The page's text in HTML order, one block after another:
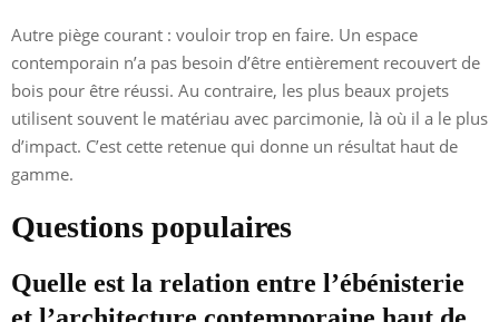
Autre piège courant : vouloir trop en faire. Un espace
contemporain n’a pas besoin d’être entièrement recouvert de
bois pour être réussi. Au contraire, les plus beaux projets
utilisent souvent le matériau avec parcimonie, là où il a le plus
d’impact. C’est cette retenue qui donne un résultat haut de
gamme.
Questions populaires
Quelle est la relation entre l’ébénisterie